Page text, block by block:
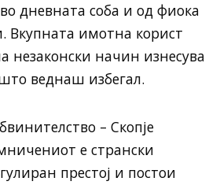
дневната соба и од фиока
Вкупната имотна корист
незаконски начин изнесува
веднаш избегал.
– Скопје
е странски
престој и постои